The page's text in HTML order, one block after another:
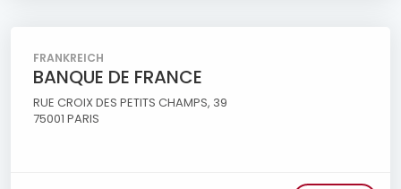
FRANKREICH
BANQUE DE FRANCE
RUE CROIX DES PETITS CHAMPS, 39
75001 PARIS